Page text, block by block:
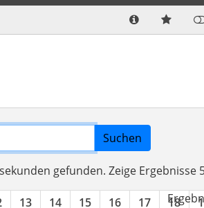
Suchen
gefunden. Zeige Ergebnisse
13 14 15 16 17 18